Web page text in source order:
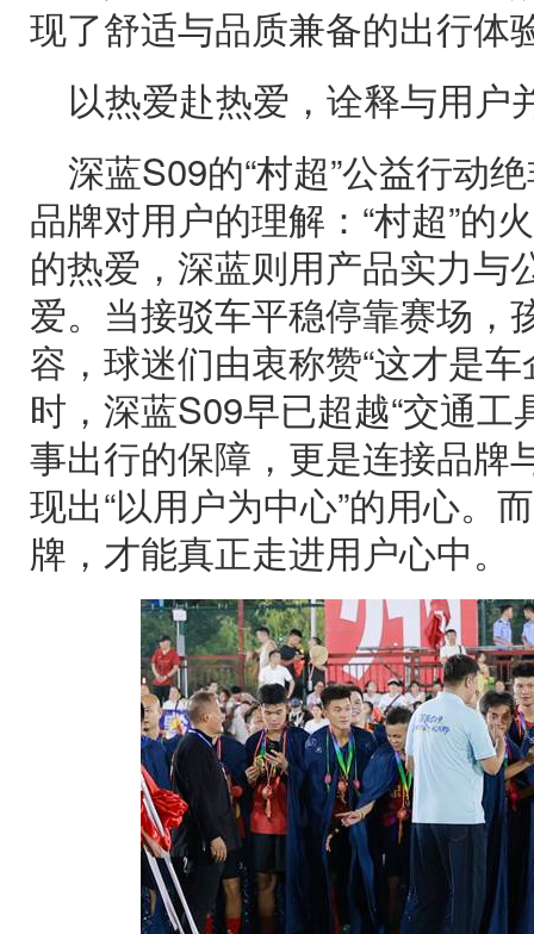
现了舒适与品质兼备的出行体
以热爱赴热爱，诠释与用户
深蓝S09的“村超”公益行动
品牌对用户的理解：“村超”的
的热爱，深蓝则用产品实力与
爱。​当接驳车平稳停靠赛场，
容，球迷们由衷称赞“这才是
时，深蓝S09早已超越“交通工
事出行的保障，更是连接品牌
现出“以用户为中心”的用心。
牌，才能真正走进用户心中。​